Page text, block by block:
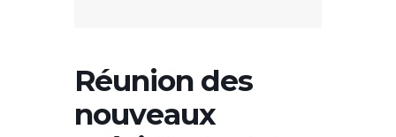
Réunion des
nouveaux